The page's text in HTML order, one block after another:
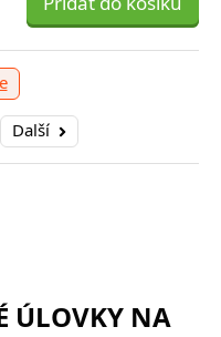
Další
ÚLOVKY NA